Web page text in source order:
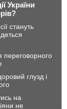
України
стануть
переговорного
глузд і
на
не